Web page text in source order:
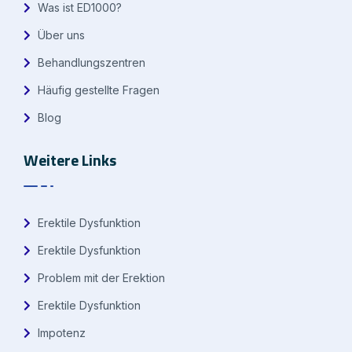
Was ist ED1000?
Über uns
Behandlungszentren
Häufig gestellte Fragen
Blog
Weitere Links
Erektile Dysfunktion
Erektile Dysfunktion
Problem mit der Erektion
Erektile Dysfunktion
Impotenz